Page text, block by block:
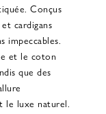
Conçus
cardigans
impeccables.
et le coton
que des
le luxe naturel.